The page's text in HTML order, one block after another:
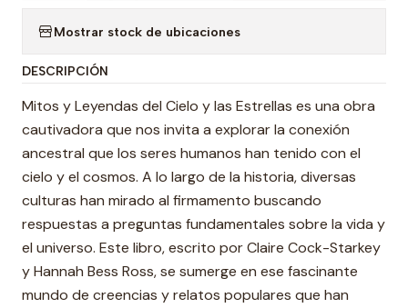
Mostrar stock de ubicaciones
DESCRIPCIÓN
Mitos y Leyendas del Cielo y las Estrellas es una obra
cautivadora que nos invita a explorar la conexión
ancestral que los seres humanos han tenido con el
cielo y el cosmos. A lo largo de la historia, diversas
culturas han mirado al firmamento buscando
respuestas a preguntas fundamentales sobre la vida y
el universo. Este libro, escrito por Claire Cock-Starkey
y Hannah Bess Ross, se sumerge en ese fascinante
mundo de creencias y relatos populares que han